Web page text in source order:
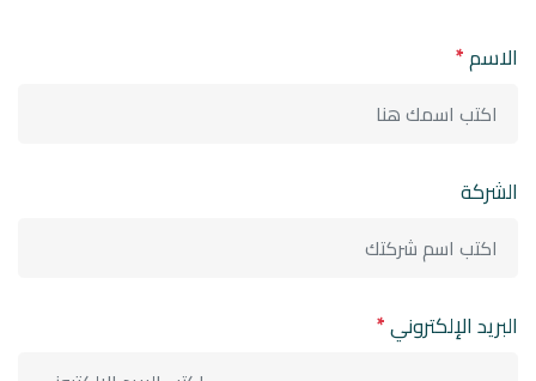
الاسم*
الشركة
البريد الإلكتروني*